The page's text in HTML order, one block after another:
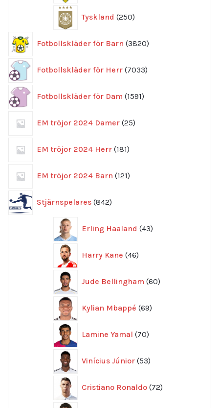
Tyskland 250
produkter
Fotbollskläder för Barn 3820
produkter
Fotbollskläder för Herr 7033
produkter
Fotbollskläder för Dam 1591
produkter
EM tröjor 2024 Damer 25
produkter
EM tröjor 2024 Herr 181
produkter
EM tröjor 2024 Barn 121
produkter
Stjärnspelares 842
produkter
Erling Haaland 43
produkter
Harry Kane 46
produkter
Jude Bellingham 60
produkter
Kylian Mbappé 69
produkter
Lamine Yamal 70
produkter
Vinícius Júnior 53
produkter
Cristiano Ronaldo 72
produkter